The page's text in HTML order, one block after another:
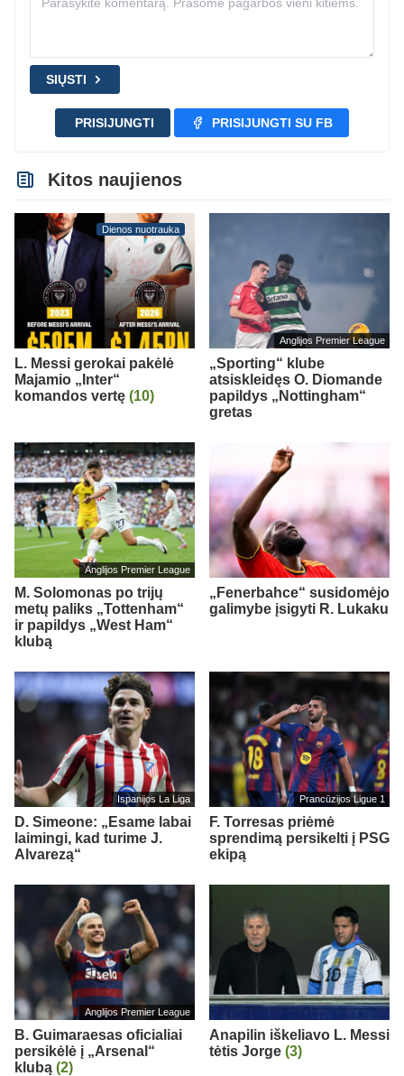
SIŲSTI
PRISIJUNGTI PRISIJUNGTI SU FB
Kitos naujienos
Dienos nuotrauka
L. Messi gerokai pakėlė
Majamio „Inter“
komandos vertę (10)
Anglijos Premier League
„Sporting“ klube
atsiskleidęs O. Diomande
papildys „Nottingham“
gretas
Anglijos Premier League
M. Solomonas po trijų
metų paliks „Tottenham“
ir papildys „West Ham“
klubą
„Fenerbahce“ susidomėjo
galimybe įsigyti R. Lukaku
Ispanijos La Liga
D. Simeone: „Esame labai
laimingi, kad turime J.
Alvarezą“
Prancūzijos Ligue 1
F. Torresas priėmė
sprendimą persikelti į PSG
ekipą
Anglijos Premier League
B. Guimaraesas oficialiai
persikėlė į „Arsenal“
klubą (2)
Anapilin iškeliavo L. Messi
tėtis Jorge (3)